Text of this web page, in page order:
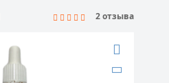
2 отзыва